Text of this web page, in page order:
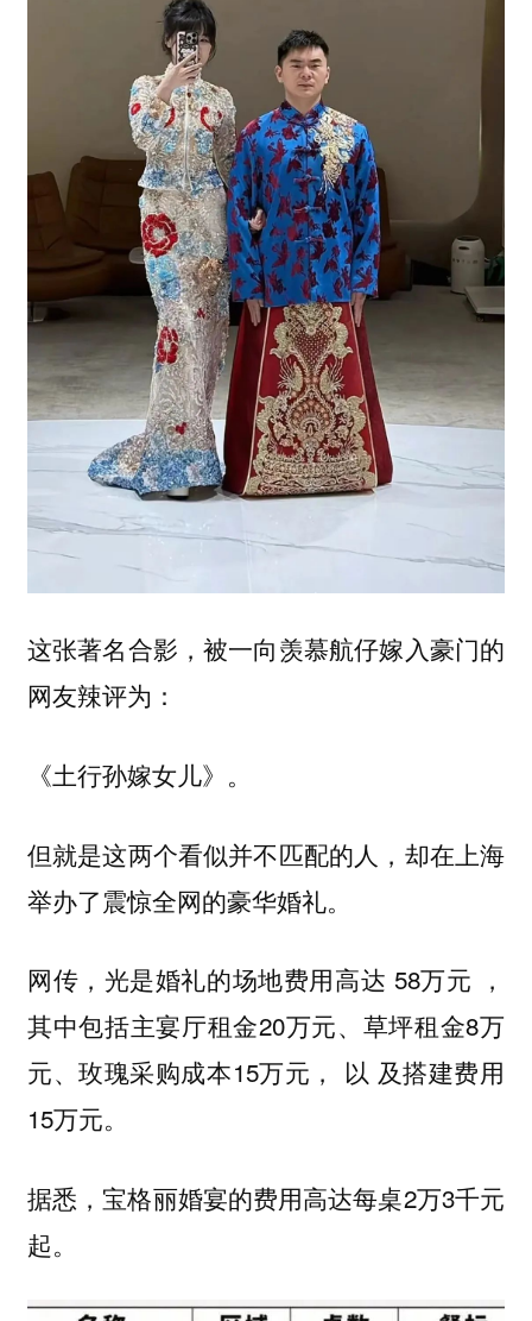
这张著名合影，被一向羡慕航仔嫁入豪门的
网友辣评为：
《土行孙嫁女儿》。
但就是这两个看似并不匹配的人，却在上海
举办了震惊全网的豪华婚礼。
网传，光是婚礼的场地费用高达 58万元 ，
其中包括主宴厅租金20万元、草坪租金8万
元、玫瑰采购成本15万元， 以 及搭建费用
15万元。
据悉，宝格丽婚宴的费用高达每桌2万3千元
起。